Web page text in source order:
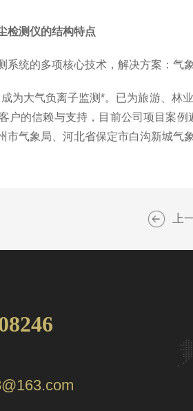
检测仪的结构特点
统的多项核心技术，解决方案：气
为大气负离子监测*。已为旅游、林
户的信赖与支持，目前公司项目案
市气象局、河北省保定市白沟新城气
上